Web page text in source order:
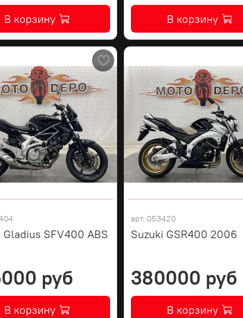
В корзину В корзину
Gladius SFV400 ABS
руб
В корзину
арт. 053420
Suzuki GSR400 2006
380000 руб
В корзину